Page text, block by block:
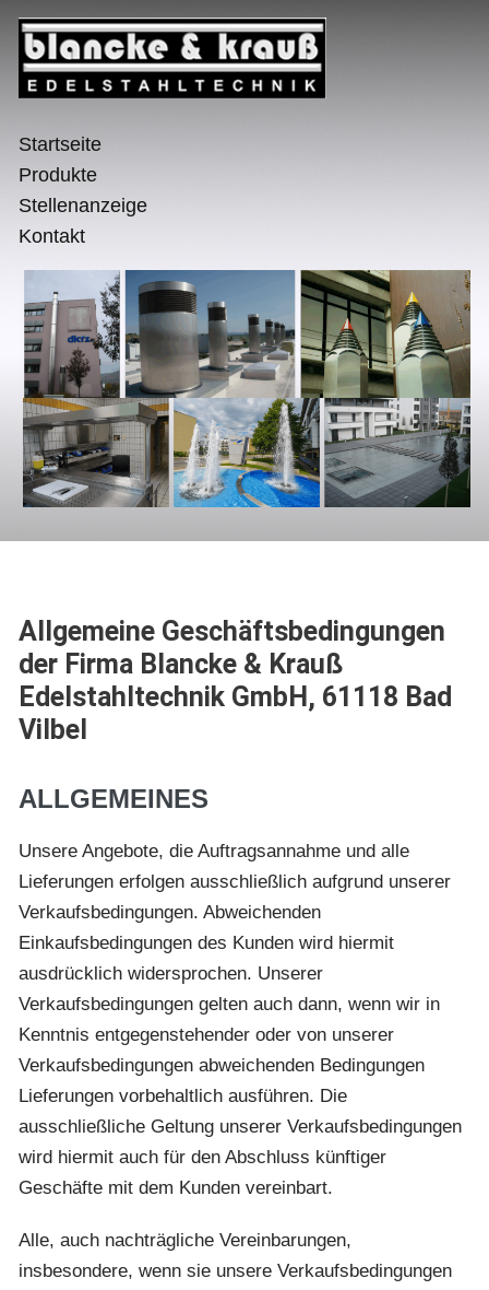
Startseite
Produkte
Stellenanzeige
Kontakt
Allgemeine Geschäftsbedingungen
der Firma Blancke & Krauß
Edelstahltechnik GmbH, 61118 Bad
Vilbel
ALLGEMEINES
Unsere Angebote, die Auftragsannahme und alle
Lieferungen erfolgen ausschließlich aufgrund unserer
Verkaufsbedingungen. Abweichenden
Einkaufsbedingungen des Kunden wird hiermit
ausdrücklich widersprochen. Unserer
Verkaufsbedingungen gelten auch dann, wenn wir in
Kenntnis entgegenstehender oder von unserer
Verkaufsbedingungen abweichenden Bedingungen
Lieferungen vorbehaltlich ausführen. Die
ausschließliche Geltung unserer Verkaufsbedingungen
wird hiermit auch für den Abschluss künftiger
Geschäfte mit dem Kunden vereinbart.
Alle, auch nachträgliche Vereinbarungen,
insbesondere, wenn sie unsere Verkaufsbedingungen